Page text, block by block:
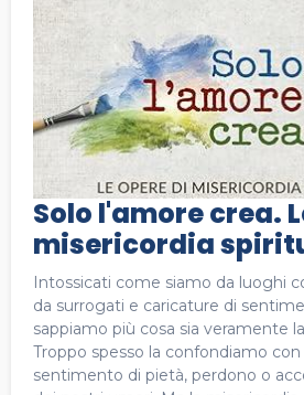
Solo l'amore crea.
misericordia
Intossicati come siamo da luoghi
da surrogati e caricature di
sappiamo più cosa sia veramente
Troppo spesso la confondiamo
sentimento di pietà, perdono o